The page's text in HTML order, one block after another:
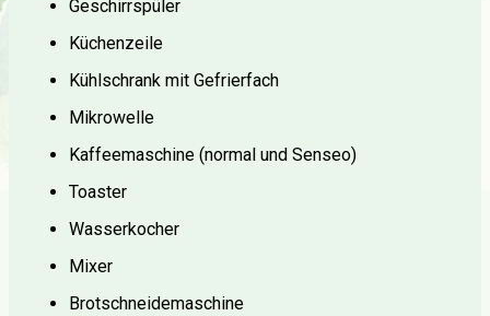
Geschirrspüler
Küchenzeile
Kühlschrank mit Gefrierfach
Mikrowelle
Kaffeemaschine (normal und Senseo)
Toaster
Wasserkocher
Mixer
Brotschneidemaschine